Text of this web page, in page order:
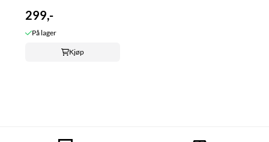
299,-
På lager
Kjøp